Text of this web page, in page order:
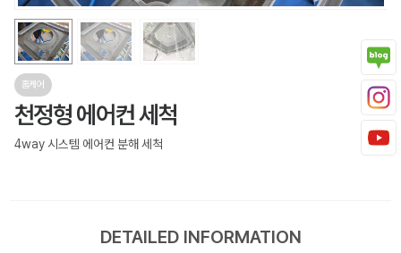
홈케어
천정형 에어컨 세척
4way 시스템 에어컨 분해 세척
DETAILED INFORMATION